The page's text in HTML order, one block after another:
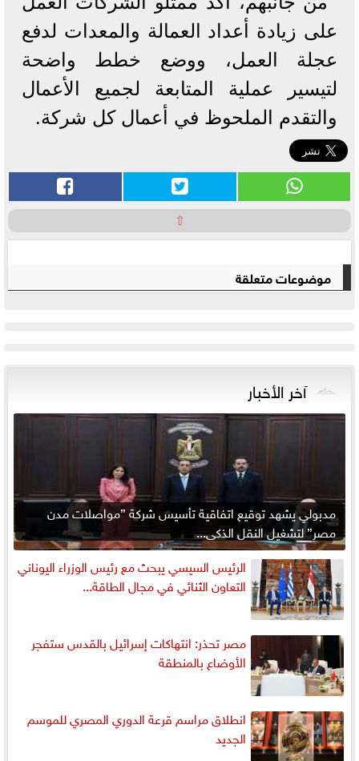
على زيادة أعداد العمالة والمعدات لدفع
عجلة العمل، ووضع خطط واضحة
لتيسير عملية المتابعة لجميع الأعمال
والتقدم الملحوظ في أعمال كل شركة.
⇧
موضوعات متعلقة
آخر الأخبار
مدبولي يشهد توقيع اتفاقية تأسيس شركة ”مواصلات مدن
مصر” لتشغيل النقل الذكي...
الرئيس السيسي يبحث مع رئيس الوزراء اليوناني
التعاون الثنائي في مجال الطاقة...
مصر تحذر: انتهاكات إسرائيل بالقدس ستفجر
الأوضاع بالمنطقة
انطلاق مراسم قرعة الدوري المصري للموسم
الجديد